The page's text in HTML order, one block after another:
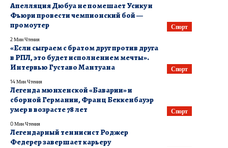
Спорт
Апелляция Дюбуа не помешает Усику и
Фьюри провести чемпионский бой —
промоутер
2 Мин Чтения
Спорт
«Если сыграем с братом друг против друга
в РПЛ, это будет исполнением мечты».
Интервью Густаво Мантуана
14 Мин Чтения
Спорт
Легенда мюнхенской «Баварии» и
сборной Германии, Франц Беккенбауэр
умер в возрасте 78 лет
0 Мин Чтения
Легендарный теннисист Роджер
Федерер завершает карьеру